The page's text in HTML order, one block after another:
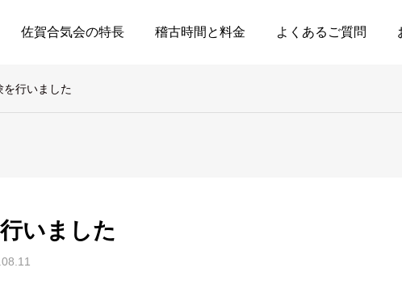
佐賀合気会の特長 稽古時間と料金 よくあるご質問
を行いました
いました